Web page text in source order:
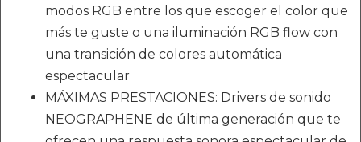
modos RGB entre los que escoger el color que
más te guste o una iluminación RGB flow con
una transición de colores automática
espectacular
MÁXIMAS PRESTACIONES: Drivers de sonido
NEOGRAPHENE de última generación que te